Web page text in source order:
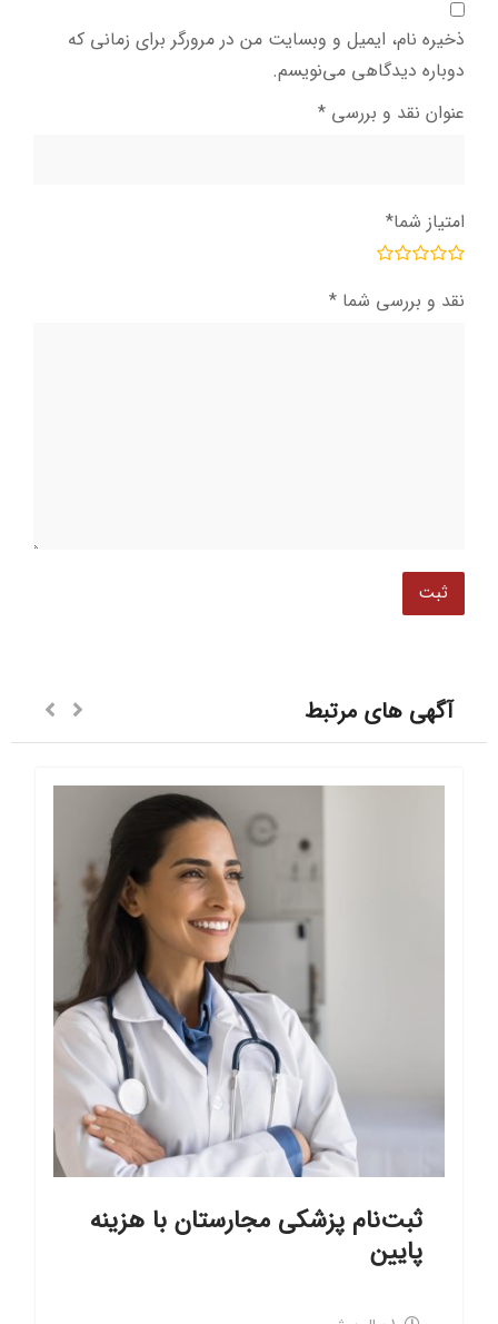
ذخیره نام، ایمیل و وبسایت من در مرورگر برای زمانی که
دوباره دیدگاهی می‌نویسم.
عنوان نقد و بررسی *
امتیاز شما*
نقد و بررسی شما *
آگهی های مرتبط
ثبت‌نام پزشکی مجارستان با هزینه
پایین